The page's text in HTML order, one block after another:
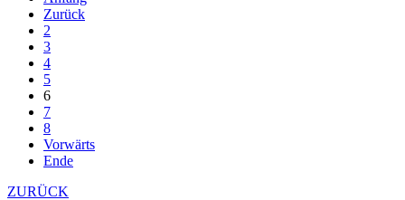
Zurück
2
3
4
5
6
7
8
Vorwärts
Ende
ZURÜCK